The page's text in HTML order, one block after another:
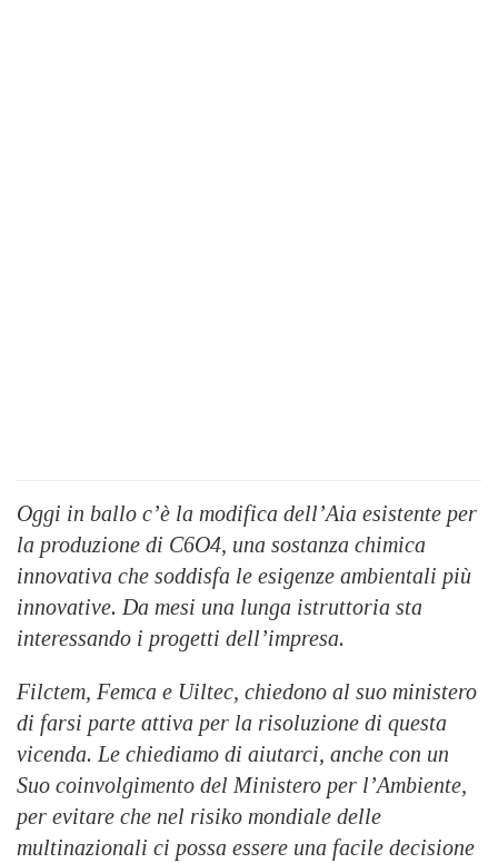
Oggi in ballo c’è la modifica dell’Aia esistente per
la produzione di C6O4, una sostanza chimica
innovativa che soddisfa le esigenze ambientali più
innovative. Da mesi una lunga istruttoria sta
interessando i progetti dell’impresa.
Filctem, Femca e Uiltec, chiedono al suo ministero
di farsi parte attiva per la risoluzione di questa
vicenda. Le chiediamo di aiutarci, anche con un
Suo coinvolgimento del Ministero per l’Ambiente,
per evitare che nel risiko mondiale delle
multinazionali ci possa essere una facile decisione